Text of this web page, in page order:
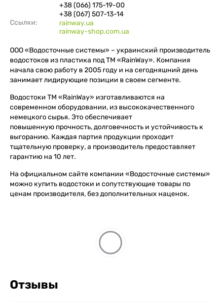
+38 (066) 175-19-00
+38 (067) 507-13-14
Ссылки:
rainway.ua
rainway-shop.com.ua
ООО «Водосточные системы» – украинский производитель
водостоков из пластика под ТМ «RainWay». Компания
начала свою работу в 2005 году и на сегодняшний день
занимает лидирующие позиции в своем сегменте.
Водостоки ТМ «RainWay» изготавливаются на
современном оборудовании, из высококачественного
немецкого сырья. Это обеспечивает
повышенную прочность, долговечность и устойчивость к
выгоранию. Каждая партия продукции проходит
тщательную проверку, а производитель предоставляет
гарантию на 10 лет.
На официальном сайте компании «Водосточные системы»
можно купить водостоки и сопутствующие товары по
ценам производителя, без дополнительных наценок.
Отзывы